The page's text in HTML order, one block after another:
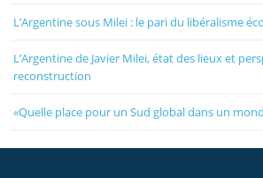
L’Argentine sous Milei : le pari du libéralisme
L’Argentine de Javier Milei, état des lieux et
reconstruction
«Quelle place pour un Sud global dans un